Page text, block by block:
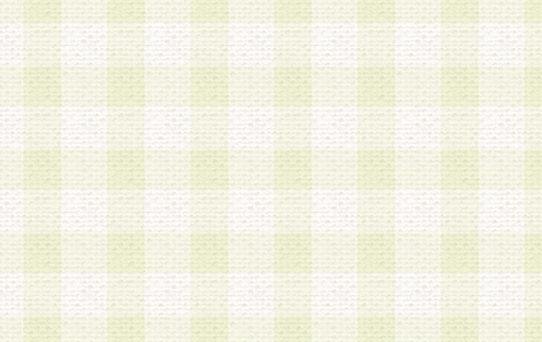
a.既に登録されている会員と同一のメールアドレ
録する場合
b.本サービスと同様のサービスを提供している企
業に従事していると思われる本人またはその家族
場合
c.その他当社が不適切と判断する場合
2.当社は、会員登録希望者を会員として承認する
した 場合、会員登録希望者による会員登録手続
による承認後の場合であっても、会員登録の取り
の抹消を、当社が適切と判 断する方法・手段に